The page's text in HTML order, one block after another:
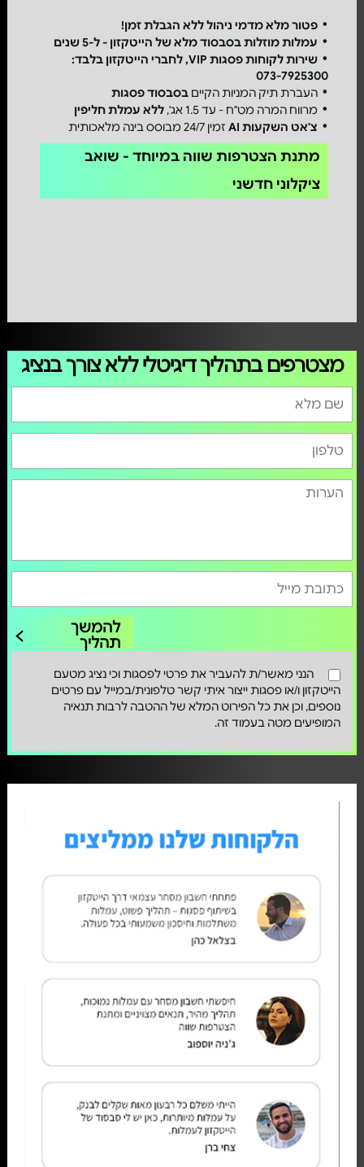
פטור מלא מדמי ניהול ללא הגבלת זמן!
עמלות מוזלות בסבסוד מלא של הייטקזון - ל-5 שנים
שירות לקוחות פסגות VIP, לחברי הייטקזון בלבד:
073-7925300
העברת תיק המניות הקיים בסבסוד פסגות
מרווח המרה מט"ח - עד 1.5 אג',
ללא עמלת חליפין
צ'אט השקעות AI
זמין 24/7 מבוסס בינה מלאכותית
מתנת הצטרפות שווה במיוחד - שואב
ציקלוני חדשני
מצטרפים בתהליך דיגיטלי ללא צורך בנציג
להמשך
תהליך
הנני מאשר/ת להעביר את פרטי לפסגות וכי נציג מטעם
הייטקזון ו/או פסגות ייצור איתי קשר טלפונית/במייל עם פרטים
נוספים, וכן את כל הפירוט המלא של ההטבה לרבות תנאיה
המופיעים מטה בעמוד זה.